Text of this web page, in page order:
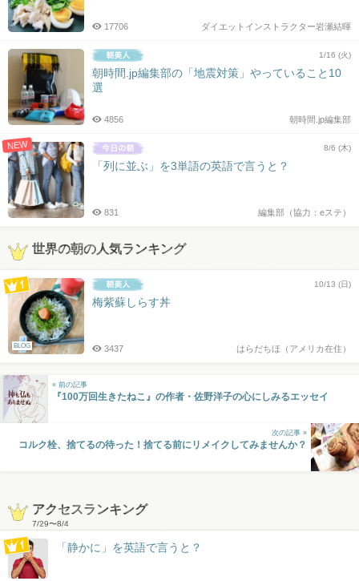
ダイエットインストラクター岩瀬結暉
17706
1/16 (火)
朝時間.jp編集部の「地震対策」やっていること10
選
朝時間.jp編集部
4856
NEW 8/6 (木)
「列に並ぶ」を3単語の英語で言うと？
編集部（協力：eステ）
831
世界の朝の人気ランキング
BLOG
10/13 (日)
梅紫蘇しらす丼
はらだちほ（アメリカ在住）
3437
« 前の記事
『100万回生きたねこ』の作者・佐野洋子の心にしみるエッセイ
次の記事 »
コルク栓、捨てるの待った！捨てる前にリメイクしてみませんか？
アクセスランキング
7/29〜8/4
「静かに」を英語で言うと？